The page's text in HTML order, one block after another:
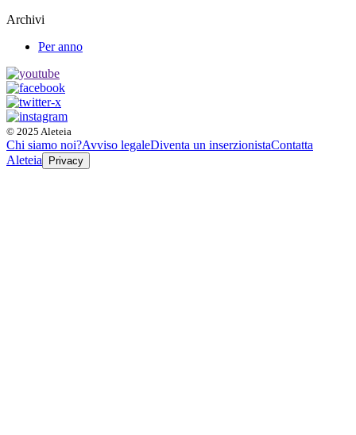
Archivi
Per anno
© 2025 Aleteia
Chi siamo noi?Avviso legaleDiventa un inserzionistaContatta
Aleteia
Privacy